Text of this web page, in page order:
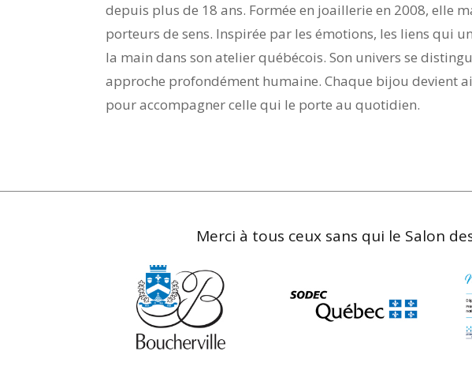
depuis plus de 18 ans. Formée en joaillerie en 2008, elle
porteurs de sens. Inspirée par les émotions, les liens qui
la main dans son atelier québécois. Son univers se
approche profondément humaine. Chaque bijou devient
pour accompagner celle qui le porte au quotidien.
Merci à tous ceux sans qui le Salon